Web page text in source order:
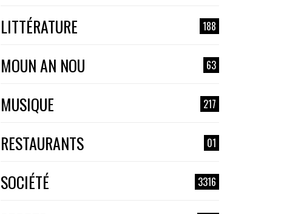
LITTÉRATURE 188
MOUN AN NOU 63
MUSIQUE 217
RESTAURANTS 01
SOCIÉTÉ 3316